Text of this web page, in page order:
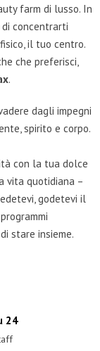
farm di lusso. In
concentrarti
il tuo centro.
che preferisci,
.
dagli impegni
spirito e corpo.
con la tua dolce
vita quotidiana –
godetevi il
stare insieme.
24